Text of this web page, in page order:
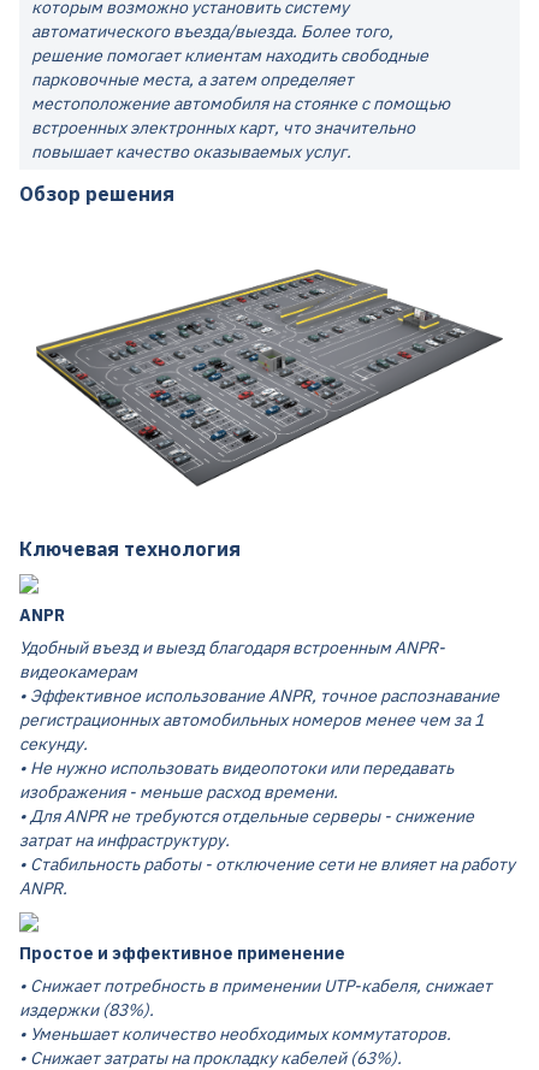
которым возможно установить систему
автоматического въезда/выезда. Более того,
решение помогает клиентам находить свободные
парковочные места, а затем определяет
местоположение автомобиля на стоянке с помощью
встроенных электронных карт, что значительно
повышает качество оказываемых услуг.
Обзор решения
Ключевая технология
ANPR
Удобный въезд и выезд благодаря встроенным ANPR-
видеокамерам
• Эффективное использование ANPR, точное распознавание
регистрационных автомобильных номеров менее чем за 1
секунду.
• Не нужно использовать видеопотоки или передавать
изображения - меньше расход времени.
• Для ANPR не требуются отдельные серверы - снижение
затрат на инфраструктуру.
• Стабильность работы - отключение сети не влияет на работу
ANPR.
Простое и эффективное применение
• Снижает потребность в применении UTP-кабеля, снижает
издержки (83%).
• Уменьшает количество необходимых коммутаторов.
• Снижает затраты на прокладку кабелей (63%).